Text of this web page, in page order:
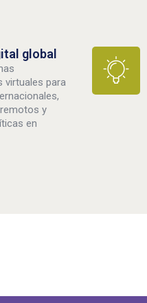
global
virtuales para
y
en